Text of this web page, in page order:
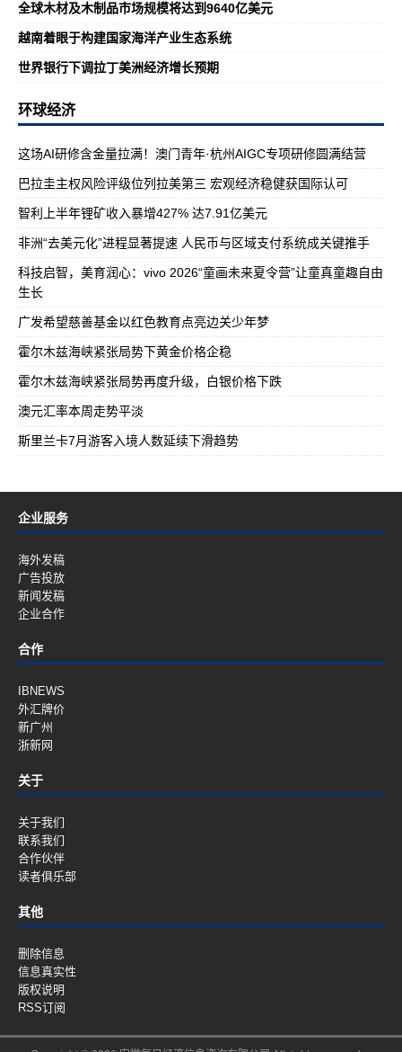
全球木材及木制品市场规模将达到9640亿美元
越南着眼于构建国家海洋产业生态系统
世界银行下调拉丁美洲经济增长预期
环球经济
这场AI研修含金量拉满！澳门青年·杭州AIGC专项研修圆满结营
巴拉圭主权风险评级位列拉美第三 宏观经济稳健获国际认可
智利上半年锂矿收入暴增427% 达7.91亿美元
非洲“去美元化”进程显著提速 人民币与区域支付系统成关键推手
科技启智，美育润心：vivo 2026“童画未来夏令营”让童真童趣自由
生长
广发希望慈善基金以红色教育点亮边关少年梦
霍尔木兹海峡紧张局势下黄金价格企稳
霍尔木兹海峡紧张局势再度升级，白银价格下跌
澳元汇率本周走势平淡
斯里兰卡7月游客入境人数延续下滑趋势
企业服务
海外发稿
广告投放
新闻发稿
企业合作
合作
IBNEWS
外汇牌价
新广州
浙新网
关于
关于我们
联系我们
合作伙伴
读者俱乐部
其他
删除信息
信息真实性
版权说明
RSS订阅